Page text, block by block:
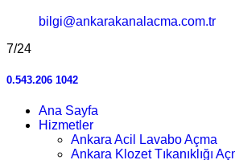
bilgi@ankarakanalacma.com.tr
7/24
0.543.206 1042
Ana Sayfa
Hizmetler
Ankara Acil Lavabo Açma
Ankara Klozet Tıkanıklığı